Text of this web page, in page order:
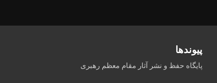
پیوندها
پایگاه حفظ و نشر آثار مقام معظم رهبری